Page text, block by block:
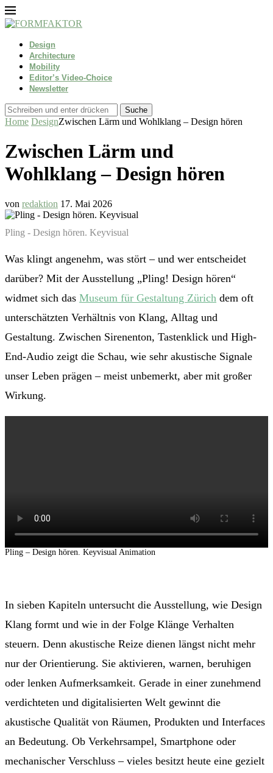
Design
Architecture
Mobility
Editor’s Video-Choice
Newsletter
Suche
Home DesignZwischen Lärm und Wohlklang – Design hören
Zwischen Lärm und
Wohlklang – Design hören
von redaktion 17. Mai 2026
Pling - Design hören. Keyvisual
Was klingt angenehm, was stört – und wer entscheidet
darüber? Mit der Ausstellung „Pling! Design hören“
widmet sich das Museum für Gestaltung Zürich dem oft
unterschätzten Verhältnis von Klang, Alltag und
Gestaltung. Zwischen Sirenenton, Tastenklick und High-
End-Audio zeigt die Schau, wie sehr akustische Signale
unser Leben prägen – meist unbemerkt, aber mit großer
Wirkung.
Pling – Design hören. Keyvisual Animation
In sieben Kapiteln untersucht die Ausstellung, wie Design
Klang formt und wie in der Folge Klänge Verhalten
steuern. Denn akustische Reize dienen längst nicht mehr
nur der Orientierung. Sie aktivieren, warnen, beruhigen
oder lenken Aufmerksamkeit. Gerade in einer zunehmend
verdichteten und digitalisierten Welt gewinnt die
akustische Qualität von Räumen, Produkten und Interfaces
an Bedeutung. Ob Verkehrsampel, Smartphone oder
mechanischer Verschluss – vieles besitzt heute eine gezielt